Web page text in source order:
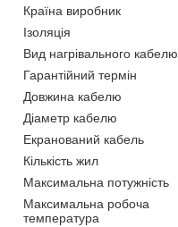
Країна виробник
Ізоляція
Вид нагрівального кабелю
Гарантійний термін
Довжина кабелю
Діаметр кабелю
Екранований кабель
Кількість жил
Максимальна потужність
Максимальна робоча
температура